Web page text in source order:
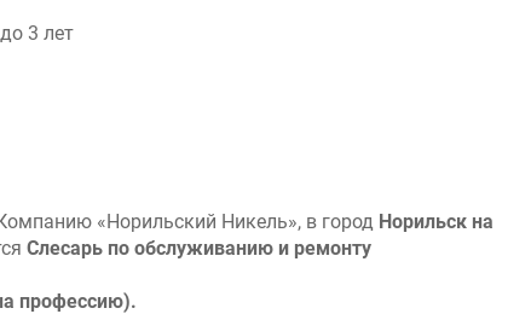
3 лет
«Норильский Никель», в город Норильск на
Слесарь по обслуживанию и ремонту
профессию).